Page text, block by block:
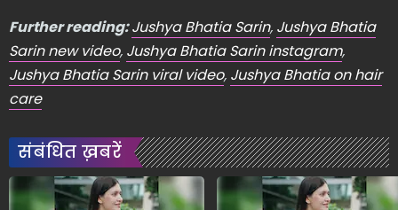
Further reading:Jushya Bhatia Sarin, Jushya Bhatia
Sarin new video, Jushya Bhatia Sarin instagram,
Jushya Bhatia Sarin viral video, Jushya Bhatia on hair
care
संबंधित ख़बरें